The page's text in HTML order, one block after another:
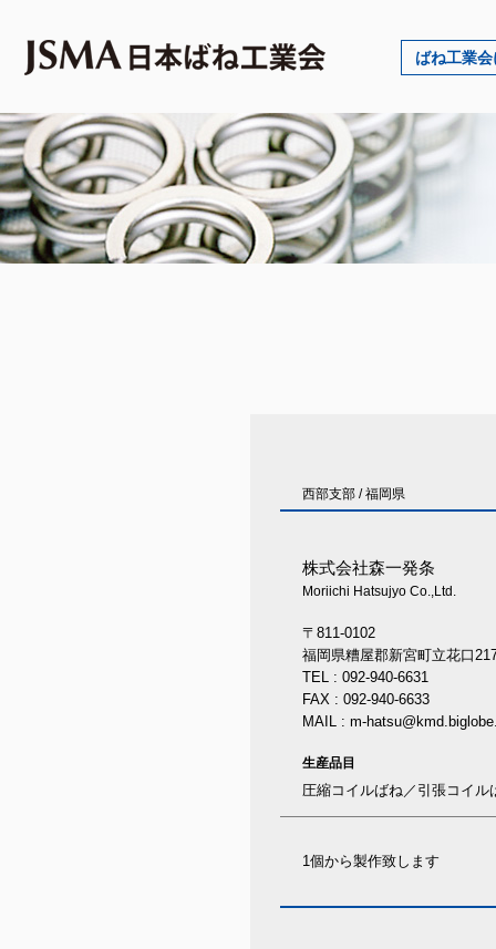
ばね工業
西部支部 /福岡県
株式会社森一発条
Moriichi Hatsujyo Co.,Ltd.
〒811-0102
福岡県糟屋郡新宮町立花口
TEL : 092-940-6631
FAX : 092-940-6633
MAIL : m-
生産品目
圧縮コイルばね／引張コイ
1個から製作致します